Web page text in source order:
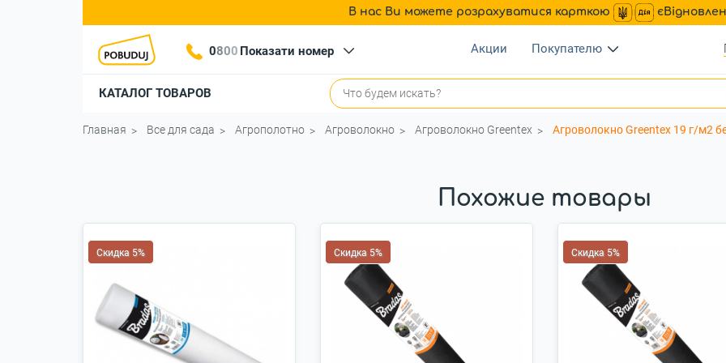
В нас Ви можете розрахуватися карткою
0800 Показати номер Акции Покупателю
КАТАЛОГ ТОВАРОВ
Главная Все для сада Агрополотно Агроволокно Агроволокно Greentex Агроволокно Greentex 19 г/м2
Похожие товары
Скидка 5% Скидка 5% Скидка 5%